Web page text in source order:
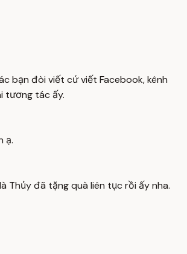
bạn đòi viết cứ viết Facebook, kênh
tương tác ấy.
ạ.
Thủy đã tặng quà liên tục rồi ấy nha.